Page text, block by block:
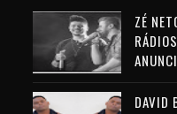
ZÉ
DAVID